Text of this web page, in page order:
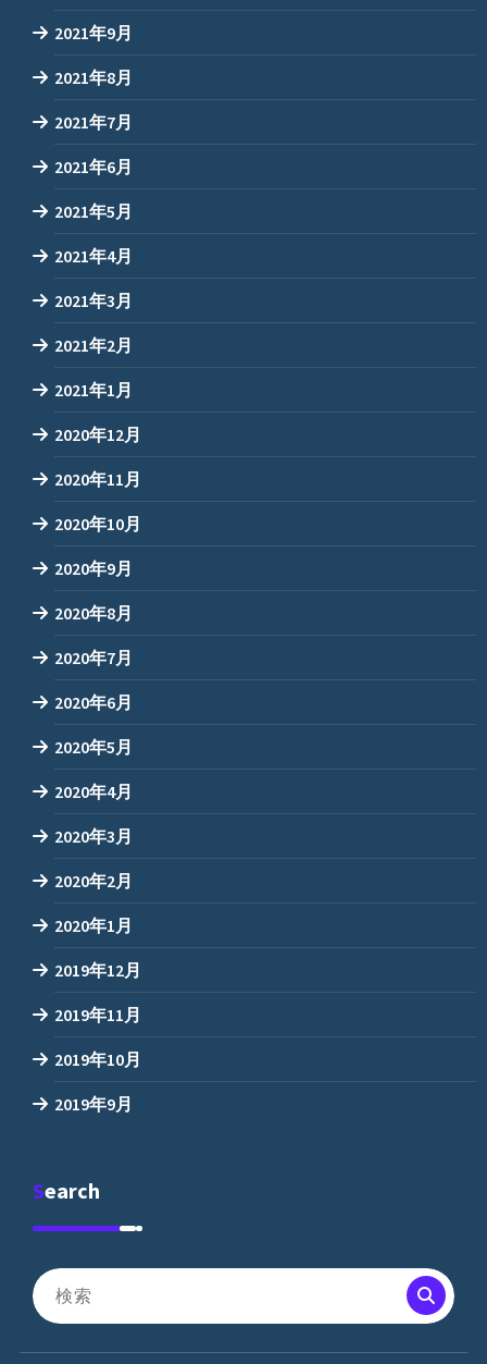
2021年9月
2021年8月
2021年7月
2021年6月
2021年5月
2021年4月
2021年3月
2021年2月
2021年1月
2020年12月
2020年11月
2020年10月
2020年9月
2020年8月
2020年7月
2020年6月
2020年5月
2020年4月
2020年3月
2020年2月
2020年1月
2019年12月
2019年11月
2019年10月
2019年9月
Search
検
索
象: